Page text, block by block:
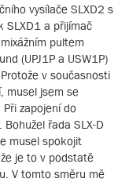
vysílače SLXD2 s
SLXD1 a přijímač
pultem
(UPJ1P a USW1P)
v současnosti
musel jsem se
zapojení do
řada SLX-D
musel spokojit
je to v podstatě
V tomto směru mě